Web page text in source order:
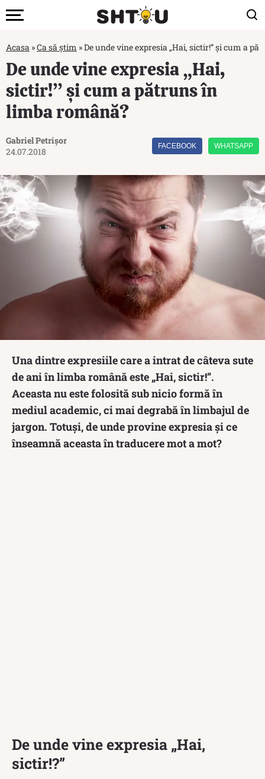
Acasa »Ca să știm »De unde vine expresia „Hai, sictir!” și cum a
De unde vine expresia „Hai,
sictir!” și cum a pătruns în
limba română?
Gabriel Petrișor
24.07.2018
FACEBOOK WHATSAPP
Una dintre expresiile care a intrat de câteva sute
de ani în limba română este „Hai, sictir!”.
Aceasta nu este folosită sub nicio formă în
mediul academic, ci mai degrabă în limbajul de
jargon. Totuși, de unde provine expresia și ce
înseamnă aceasta în traducere mot a mot?
De unde vine expresia „Hai,
sictir!?”